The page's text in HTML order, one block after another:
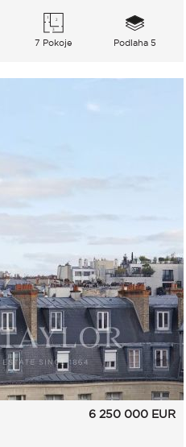
7 Pokoje Podlaha 5
6 250 000 EUR